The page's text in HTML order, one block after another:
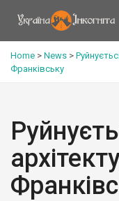
Home > News >
Франківську